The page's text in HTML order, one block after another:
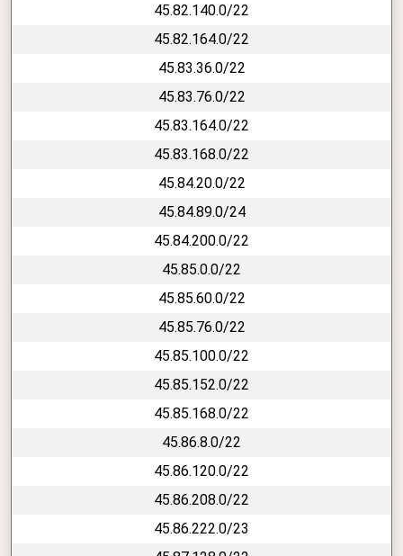
45.82.140.0/22
45.82.164.0/22
45.83.36.0/22
45.83.76.0/22
45.83.164.0/22
45.83.168.0/22
45.84.20.0/22
45.84.89.0/24
45.84.200.0/22
45.85.0.0/22
45.85.60.0/22
45.85.76.0/22
45.85.100.0/22
45.85.152.0/22
45.85.168.0/22
45.86.8.0/22
45.86.120.0/22
45.86.208.0/22
45.86.222.0/23